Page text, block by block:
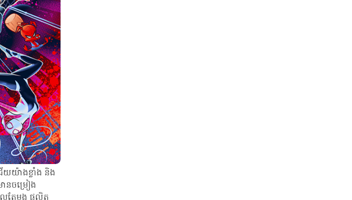
យយ៉ាងខ្លាំង និង
នចម្រៀង
តែម្ដង ផលិត